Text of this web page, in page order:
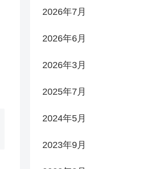
2026年7月
2026年6月
2026年3月
2025年7月
2024年5月
2023年9月